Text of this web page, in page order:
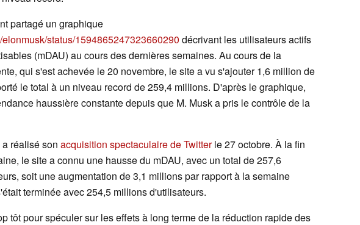
partagé un graphique
elonmusk/status/1594865247323660290 décrivant les utilisateurs actifs
(mDAU) au cours des dernières semaines. Au cours de la
qui s'est achevée le 20 novembre, le site a vu s'ajouter 1,6 million de
le total à un niveau record de 259,4 millions. D'après le graphique,
haussière constante depuis que M. Musk a pris le contrôle de la
réalisé son acquisition spectaculaire de Twitterle 27 octobre. À la fin
le site a connu une hausse du mDAU, avec un total de 257,6
soit une augmentation de 3,1 millions par rapport à la semaine
terminée avec 254,5 millions d'utilisateurs.
tôt pour spéculer sur les effets à long terme de la réduction rapide des